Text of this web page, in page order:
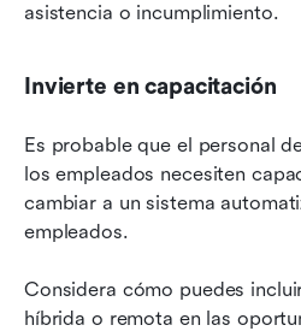
asistencia o incumplimiento.
Invierte en capacitación
Es probable que el personal
los empleados necesiten
cambiar a un sistema
empleados.
Considera cómo puedes
híbrida o remota en las